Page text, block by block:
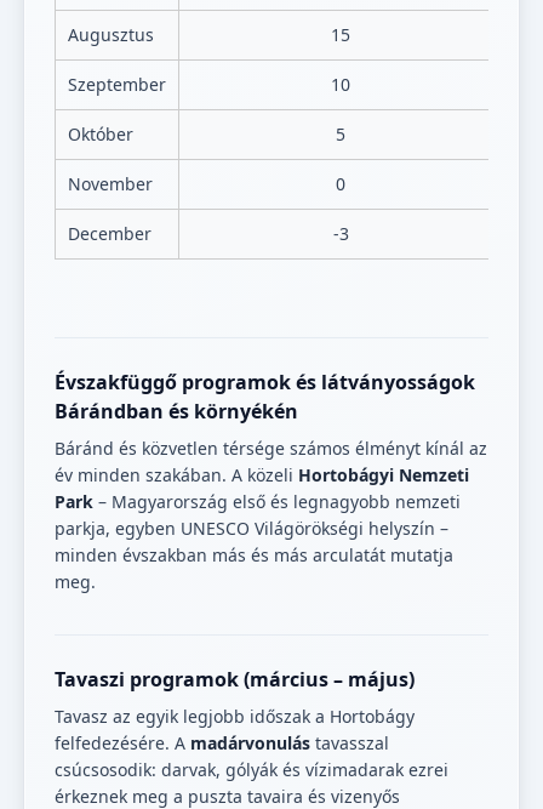
Augusztus 15
Szeptember 10
Október 5
November 0
December -3
Évszakfüggő programok és látványosságok
Bárándban és környékén
Báránd és közvetlen térsége számos élményt kínál az
év minden szakában. A közeli Hortobágyi Nemzeti
Park – Magyarország első és legnagyobb nemzeti
parkja, egyben UNESCO Világörökségi helyszín –
minden évszakban más és más arculatát mutatja
meg.
Tavaszi programok (március – május)
Tavasz az egyik legjobb időszak a Hortobágy
felfedezésére. A madárvonulás tavasszal
csúcsosodik: darvak, gólyák és vízimadarak ezrei
érkeznek meg a puszta tavaira és vizenyős